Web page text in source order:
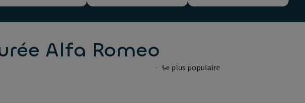
Alfa Romeo